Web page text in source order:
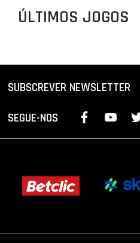
ÚLTIMOS JOGOS
SUBSCREVER NEWSLETTER
SEGUE-NOS